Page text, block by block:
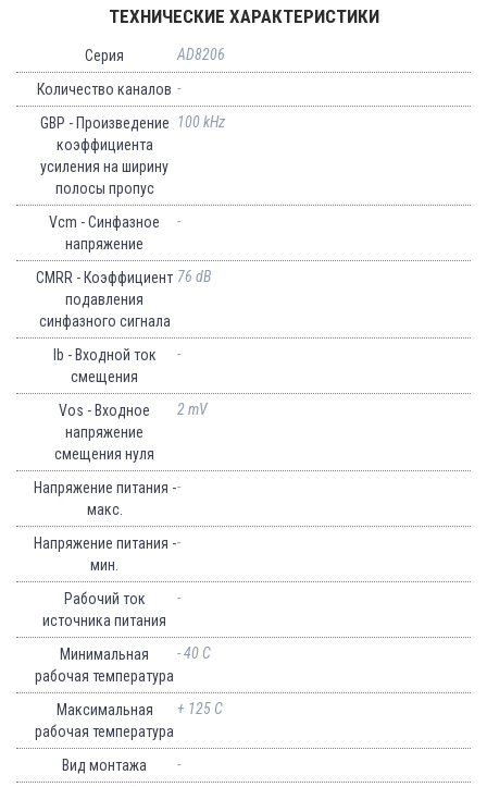
ТЕХНИЧЕСКИЕ ХАРАКТЕРИСТИКИ
Серия
AD8206
Количество каналов -
GBP - Произведение
коэффициента
усиления на ширину
полосы пропус
100 kHz
Vcm - Синфазное
напряжение
-
CMRR - Коэффициент
подавления
синфазного сигнала
76 dB
Ib - Входной ток
смещения
-
Vos - Входное
напряжение
смещения нуля
2 mV
Напряжение питания -
макс.
-
Напряжение питания -
мин.
-
Рабочий ток
источника питания
-
Минимальная
рабочая температура
- 40 C
Максимальная
рабочая температура
+ 125 C
Вид монтажа
-